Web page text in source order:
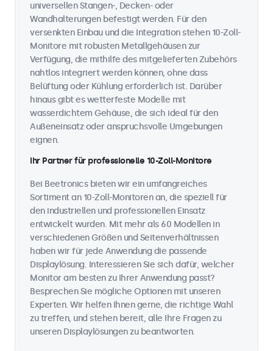
universellen Stangen-, Decken- oder
Wandhalterungen befestigt werden. Für den
versenkten Einbau und die Integration stehen 10-Zoll-
Monitore mit robusten Metallgehäusen zur
Verfügung, die mithilfe des mitgelieferten Zubehörs
nahtlos integriert werden können, ohne dass
Belüftung oder Kühlung erforderlich ist. Darüber
hinaus gibt es wetterfeste Modelle mit
wasserdichtem Gehäuse, die sich ideal für den
Außeneinsatz oder anspruchsvolle Umgebungen
eignen.
Ihr Partner für professionelle 10-Zoll-Monitore
Bei Beetronics bieten wir ein umfangreiches
Sortiment an 10-Zoll-Monitoren an, die speziell für
den industriellen und professionellen Einsatz
entwickelt wurden. Mit mehr als 60 Modellen in
verschiedenen Größen und Seitenverhältnissen
haben wir für jede Anwendung die passende
Displaylösung. Interessieren Sie sich dafür, welcher
Monitor am besten zu Ihrer Anwendung passt?
Besprechen Sie mögliche Optionen mit unseren
Experten. Wir helfen Ihnen gerne, die richtige Wahl
zu treffen, und stehen bereit, alle Ihre Fragen zu
unseren Displaylösungen zu beantworten.